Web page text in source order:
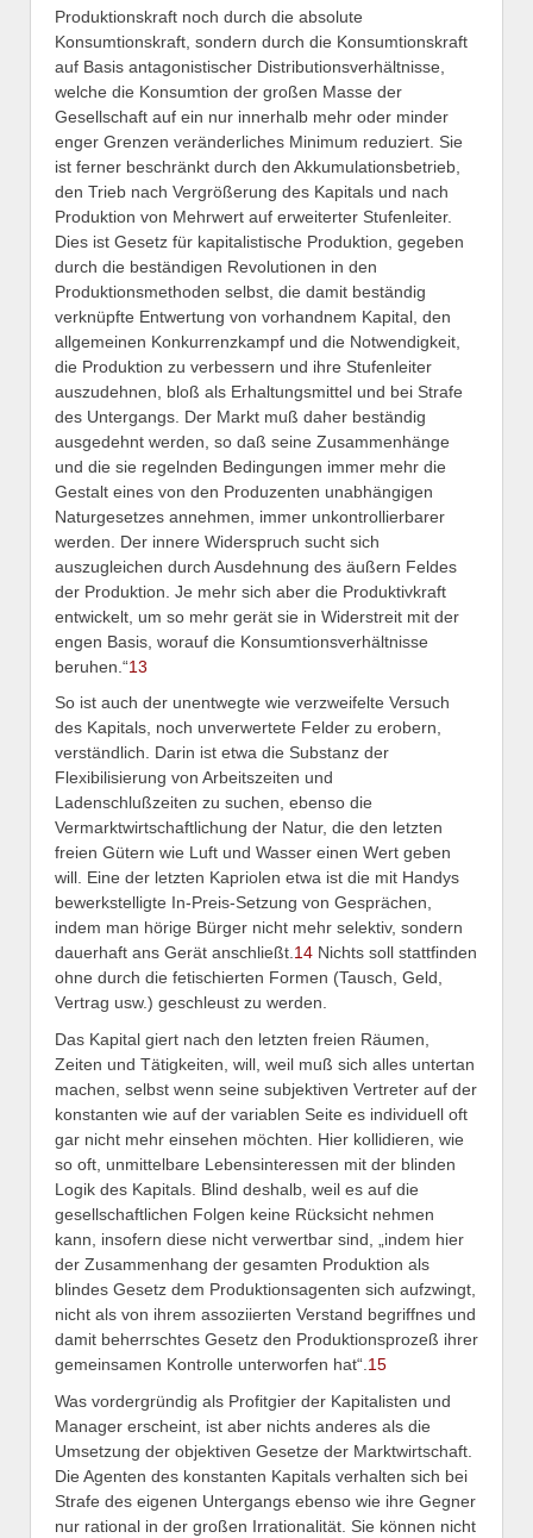
Produktionskraft noch durch die absolute
Konsumtionskraft, sondern durch die Konsumtionskraft
auf Basis antagonistischer Distributionsverhältnisse,
welche die Konsumtion der großen Masse der
Gesellschaft auf ein nur innerhalb mehr oder minder
enger Grenzen veränderliches Minimum reduziert. Sie
ist ferner beschränkt durch den Akkumulationsbetrieb,
den Trieb nach Vergrößerung des Kapitals und nach
Produktion von Mehrwert auf erweiterter Stufenleiter.
Dies ist Gesetz für kapitalistische Produktion, gegeben
durch die beständigen Revolutionen in den
Produktionsmethoden selbst, die damit beständig
verknüpfte Entwertung von vorhandnem Kapital, den
allgemeinen Konkurrenzkampf und die Notwendigkeit,
die Produktion zu verbessern und ihre Stufenleiter
auszudehnen, bloß als Erhaltungsmittel und bei Strafe
des Untergangs. Der Markt muß daher beständig
ausgedehnt werden, so daß seine Zusammenhänge
und die sie regelnden Bedingungen immer mehr die
Gestalt eines von den Produzenten unabhängigen
Naturgesetzes annehmen, immer unkontrollierbarer
werden. Der innere Widerspruch sucht sich
auszugleichen durch Ausdehnung des äußern Feldes
der Produktion. Je mehr sich aber die Produktivkraft
entwickelt, um so mehr gerät sie in Widerstreit mit der
engen Basis, worauf die Konsumtionsverhältnisse
beruhen.“13
So ist auch der unentwegte wie verzweifelte Versuch
des Kapitals, noch unverwertete Felder zu erobern,
verständlich. Darin ist etwa die Substanz der
Flexibilisierung von Arbeitszeiten und
Ladenschlußzeiten zu suchen, ebenso die
Vermarktwirtschaftlichung der Natur, die den letzten
freien Gütern wie Luft und Wasser einen Wert geben
will. Eine der letzten Kapriolen etwa ist die mit Handys
bewerkstelligte In-Preis-Setzung von Gesprächen,
indem man hörige Bürger nicht mehr selektiv, sondern
dauerhaft ans Gerät anschließt.14 Nichts soll stattfinden
ohne durch die fetischierten Formen (Tausch, Geld,
Vertrag usw.) geschleust zu werden.
Das Kapital giert nach den letzten freien Räumen,
Zeiten und Tätigkeiten, will, weil muß sich alles untertan
machen, selbst wenn seine subjektiven Vertreter auf der
konstanten wie auf der variablen Seite es individuell oft
gar nicht mehr einsehen möchten. Hier kollidieren, wie
so oft, unmittelbare Lebensinteressen mit der blinden
Logik des Kapitals. Blind deshalb, weil es auf die
gesellschaftlichen Folgen keine Rücksicht nehmen
kann, insofern diese nicht verwertbar sind, „indem hier
der Zusammenhang der gesamten Produktion als
blindes Gesetz dem Produktionsagenten sich aufzwingt,
nicht als von ihrem assoziierten Verstand begriffnes und
damit beherrschtes Gesetz den Produktionsprozeß ihrer
gemeinsamen Kontrolle unterworfen hat“. 15
Was vordergründig als Profitgier der Kapitalisten und
Manager erscheint, ist aber nichts anderes als die
Umsetzung der objektiven Gesetze der Marktwirtschaft.
Die Agenten des konstanten Kapitals verhalten sich bei
Strafe des eigenen Untergangs ebenso wie ihre Gegner
nur rational in der großen Irrationalität. Sie können nicht